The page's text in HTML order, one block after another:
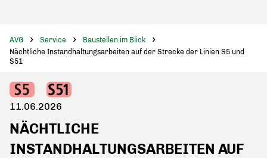
AVG Service
Baustellen im Blick
Nächtliche Instandhaltungsarbeiten auf der Strecke der Linien S5 und
S51
11.06.2026
NÄCHTLICHE
INSTANDHALTUNGSARBEITEN AUF